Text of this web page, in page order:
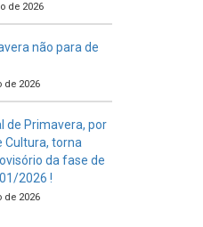
de 2026
não para de
de 2026
de Primavera, por
Cultura, torna
da fase de
2026 !
de 2026